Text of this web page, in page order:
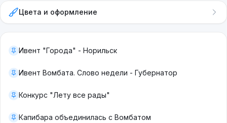
очень сложным технически, найти его в наши
Цвета и оформление
Ивент "Города" - Норильск
Ивент Вомбата. Слово недели - Губернатор
Конкурс "Лету все рады"
Капибара объединилась с Вомбатом